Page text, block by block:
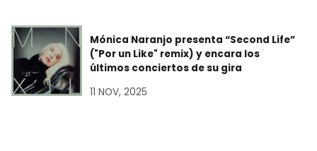
Mónica Naranjo presenta “Second Life”
("Por un Like" remix) y encara los
últimos conciertos de su gira
11 NOV, 2025